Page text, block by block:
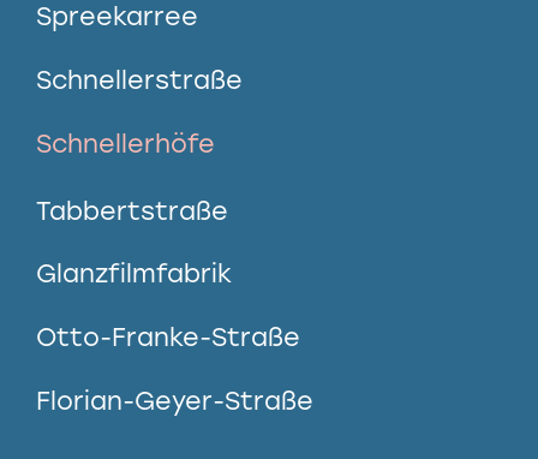
Spreekarree
Schnellerstraße
Schnellerhöfe
Tabbertstraße
Glanzfilmfabrik
Otto-Franke-Straße
Florian-Geyer-Straße